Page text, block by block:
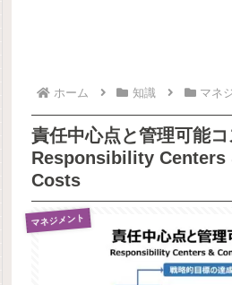
ホーム 知識 マネ
責任中心点と管理可能コ
Responsibility
Costs
マネジメント